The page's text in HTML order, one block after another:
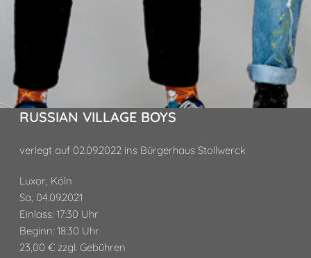
RUSSIAN VILLAGE BOYS
verlegt auf 02.09.2022 ins Bürgerhaus Stollwerck
Luxor, Köln
Sa, 04.09.2021
Einlass: 17:30 Uhr
Beginn: 18:30 Uhr
23,00 € zzgl. Gebühren